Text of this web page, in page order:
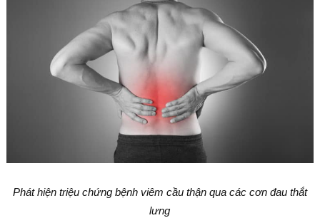
Phát hiện triệu chứng bệnh viêm cầu thận qua các cơn đau thắt
lưng